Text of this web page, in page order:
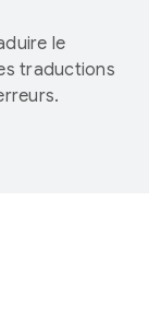
le
traductions